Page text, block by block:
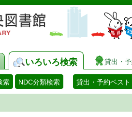
いろいろ検索 貸出・
索 NDC分類検索 貸出・予約ベスト